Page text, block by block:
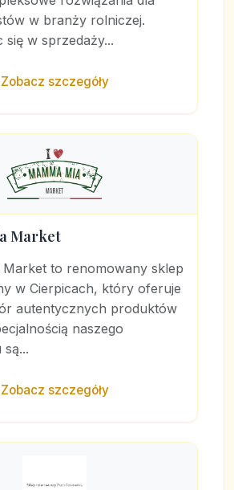
w branży rolniczej.
się w sprzedaży...
Zobacz szczegóły
Market
Market to renomowany sklep
w Cierpicach, który oferuje
autentycznych produktów
naszego
Zobacz szczegóły